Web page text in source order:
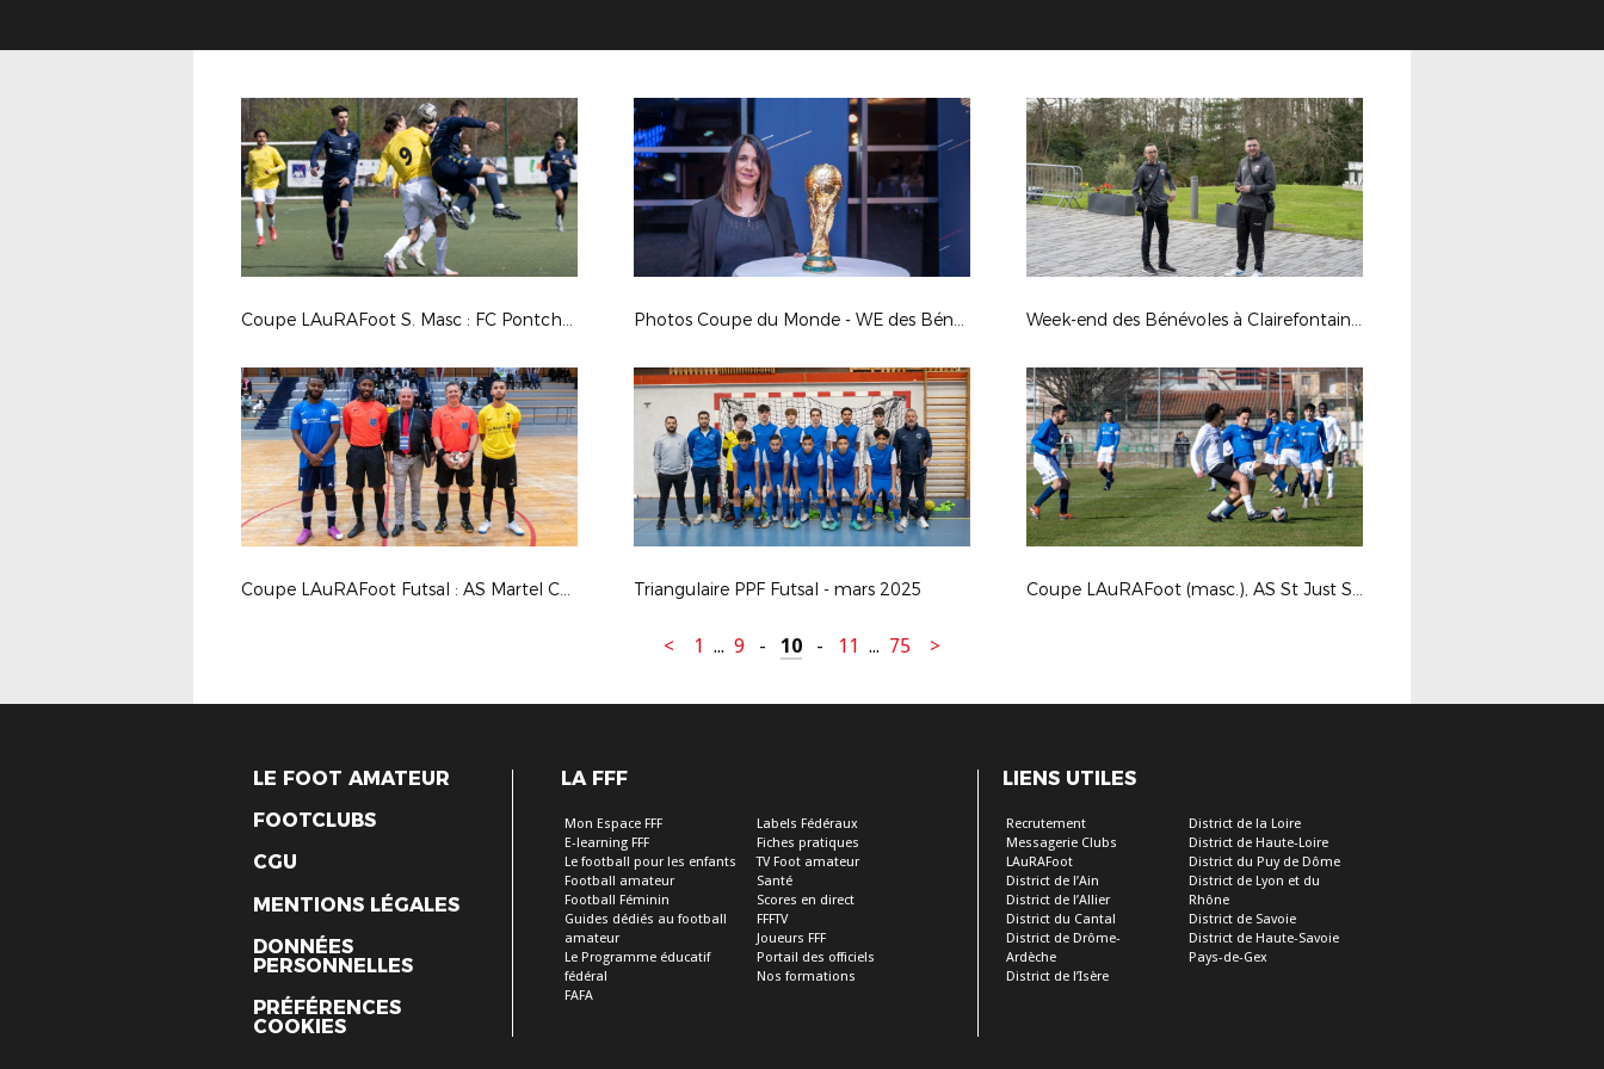
Coupe LAuRAFoot S. Masc : FC Pontcharra St Loup / FC Annecy (B) Photos Coupe du Monde - WE des Bénévoles à Clairefontaine - Mars 2025 Week-end des Bénévoles à Clairefontaine - Mars 2025
Coupe LAuRAFoot Futsal : AS Martel Caluire / GOAL Futsal Club (B) Triangulaire PPF Futsal - mars 2025 Coupe LAuRAFoot (masc.), AS St Just St Rambert / Roannais Foot 42
< 1 ... 9 - 10 - 11 ... 75 >
LE FOOT AMATEUR
FOOTCLUBS
CGU
MENTIONS LÉGALES
DONNÉES
PERSONNELLES
PRÉFÉRENCES
COOKIES
LA FFF
Mon Espace FFF
E-learning FFF
Le football pour les enfants
Football amateur
Football Féminin
Guides dédiés au football
amateur
Le Programme éducatif
fédéral
FAFA
Labels Fédéraux
Fiches pratiques
TV Foot amateur
Santé
Scores en direct
FFFTV
Joueurs FFF
Portail des officiels
Nos formations
LIENS UTILES
Recrutement
Messagerie Clubs
LAuRAFoot
District de l’Ain
District de l’Allier
District du Cantal
District de Drôme-
Ardèche
District de l’Isère
District de la Loire
District de Haute-Loire
District du Puy de Dôme
District de Lyon et du
Rhône
District de Savoie
District de Haute-Savoie
Pays-de-Gex